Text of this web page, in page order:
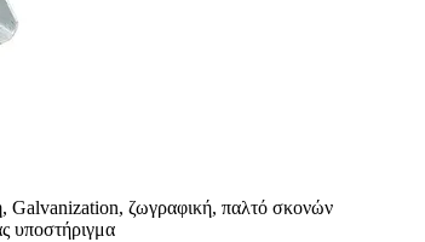
Galvanization, ζωγραφική, παλτό σκονών
υποστήριγμα